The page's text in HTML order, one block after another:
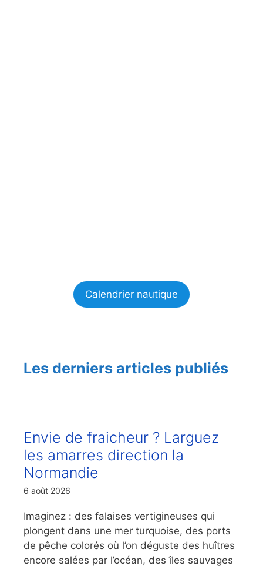
Calendrier nautique
Les derniers articles publiés
Envie de fraicheur ? Larguez
les amarres direction la
Normandie
6 août 2026
Imaginez : des falaises vertigineuses qui
plongent dans une mer turquoise, des ports
de pêche colorés où l’on déguste des huîtres
encore salées par l’océan, des îles sauvages